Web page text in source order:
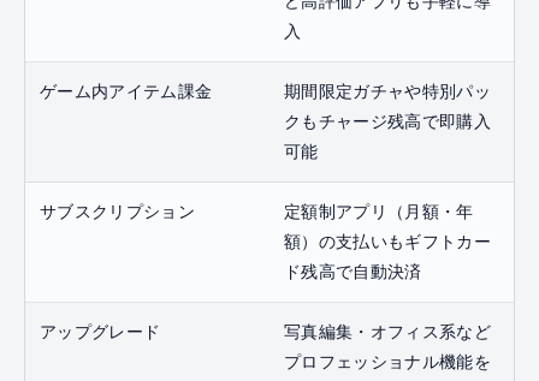
入
ゲーム内アイテム課金
期間限定ガチャや特別パッ
クもチャージ残高で即購入
可能
サブスクリプション
定額制アプリ（月額・年
額）の支払いもギフトカー
ド残高で自動決済
アップグレード
写真編集・オフィス系など
プロフェッショナル機能を